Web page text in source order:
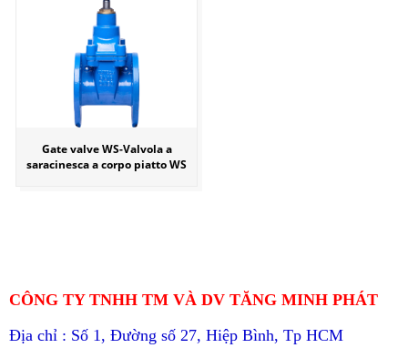
Gate valve WS-Valvola a
saracinesca a corpo piatto WS
CÔNG TY TNHH TM VÀ DV TĂNG MINH PHÁT
Địa chỉ : Số 1, Đường số 27, Hiệp Bình, Tp HCM